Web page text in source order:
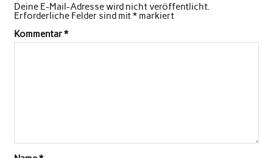
Deine E-Mail-Adresse wird nicht veröffentlicht.
Erforderliche Felder sind mit*markiert
Kommentar*